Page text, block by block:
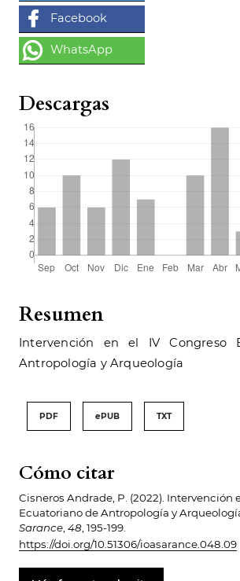
Cómo citar
Cisneros Andrade, P. (2022). Intervención
Ecuatoriano de Antropología y
Sarance 48 , 195-199.
https://doi.org/10.51306/ioasarance.048.09
Resumen
Intervención en el IV Congreso
Antropología y Arqueología
PDF ePUB TXT
Descargas